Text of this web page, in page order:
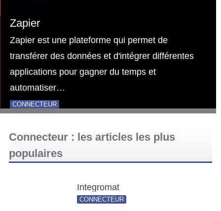
Zapier
Zapier est une plateforme qui permet de
transférer des données et d'intégrer différentes
applications pour gagner du temps et
automatiser…
CONNECTEUR
Connecteur : les articles les plus
populaires
Integromat
CONNECTEUR